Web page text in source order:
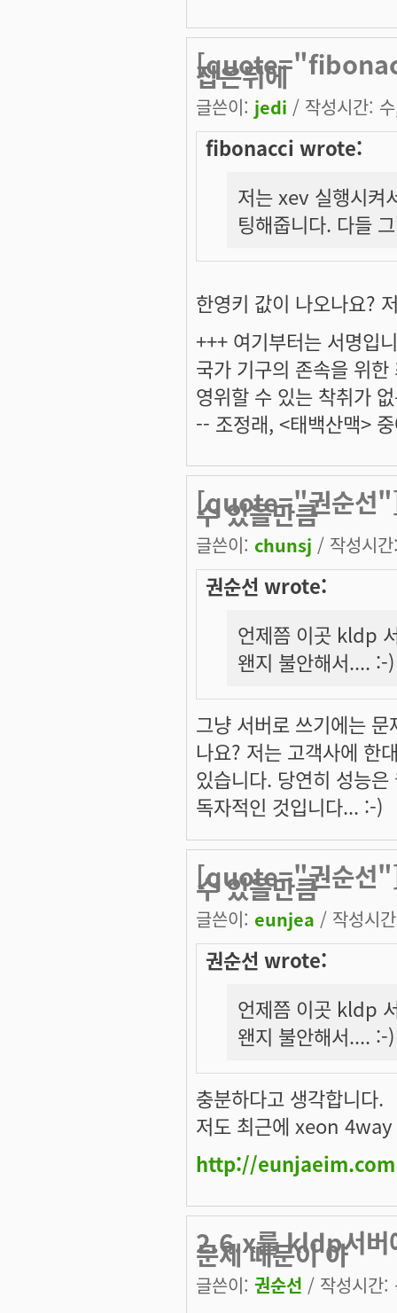
잡은뒤에
글쓴이: jedi / 작성시간:
fibonacci wrote:
저는 xev 실행시켜
팅해줍니다. 다들
한영키 값이 나오나요?
+++ 여기부터는 서명입
국가 기구의 존속을 위
영위할 수 있는 착취가
-- 조정래, <태백산맥>
[quote="권순선"]
수 있을만큼
글쓴이: chunsj / 작성시
권순선 wrote:
언제쯤 이곳 kldp
왠지 불안해서.... :-)
그냥 서버로 쓰기에는
나요? 저는 고객사에 한
있습니다. 당연히 성능
독자적인 것입니다... :-)
[quote="권순선"]
수 있을만큼
글쓴이: eunjea / 작성시
권순선 wrote:
언제쯤 이곳 kldp
왠지 불안해서.... :-)
충분하다고 생각합니다.
저도 최근에 xeon 4way
http://eunjaeim.com
2.6.x를 kldp서버
문제 때문이 아
글쓴이: 권순선 / 작성시간